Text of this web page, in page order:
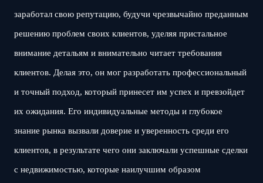
заработал свою репутацию, будучи чрезвычайно преданным
решению проблем своих клиентов, уделяя пристальное
внимание детальям и внимательно читает требования
клиентов. Делая это, он мог разработать профессиональный
и точный подход, который принесет им успех и превзойдет
их ожидания. Его индивидуальные методы и глубокое
знание рынка вызвали доверие и уверенность среди его
клиентов, в результате чего они заключали успешные сделки
с недвижимостью, которые наилучшим образом